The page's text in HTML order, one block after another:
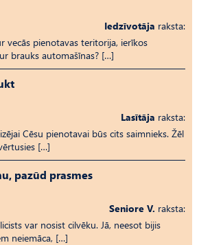
Iedzīvotāja raksta:
vecās pienotavas teritorija, ierīkos
brauks automašīnas? […]
Lasītāja raksta:
Cēsu pienotavai būs cits saimnieks. Žēl
[…]
pazūd prasmes
Seniore V. raksta:
var nosist cilvēku. Jā, neesot bijis
neiemāca, […]